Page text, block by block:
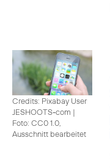
Credits: Pixabay User
JESHOOTS-com |
Foto: CC0 1.0,
Ausschnitt bearbeitet